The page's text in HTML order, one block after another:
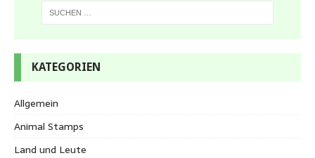
KATEGORIEN
Allgemein
Animal Stamps
Land und Leute